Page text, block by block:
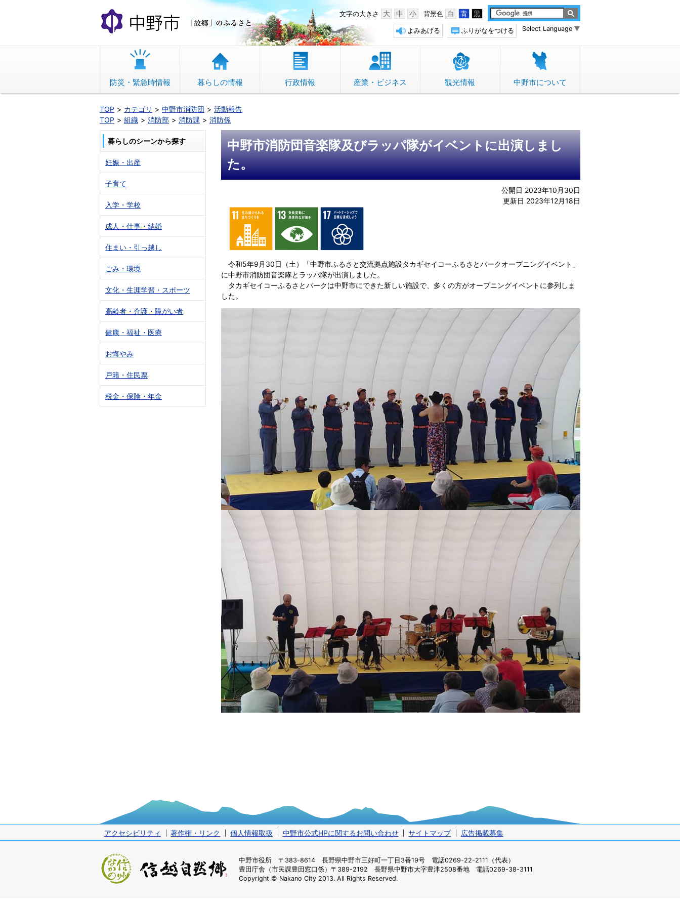
文
へ
動
中野市 「故郷」のふるさと 背景色 白 青 黒
文字の大きさ 大 中 小
Select Language ▼
ふりがなをつける
よみあげる
防災・緊急時情報 暮らしの情報 行政情報 産業・ビジネス 観光情報 中野市について
TOP カテゴリ 中野市消防団
活動報告
TOP
組織 消防部 消防課 消防係
中野市消防団音楽隊及びラッパ隊がイベントに出演しまし
た。
公開日 2023年10月30日
更新日 2023年12月18日
令和5年9月30日（土）「中野市ふるさと交流拠点施設タカギセイコーふるさとパークオープニングイベント」
に中野市消防団音楽隊とラッパ隊が出演しました。
タカギセイコーふるさとパークは中野市にできた新しい施設で、多くの方がオープニングイベントに参列しま
した。
暮らしのシーンから探す
妊娠・出産
子育て
入学・学校
成人・仕事・結婚
住まい・引っ越し
ごみ・環境
文化・生涯学習・スポーツ
高齢者・介護・障がい者
健康・福祉・医療
お悔やみ
戸籍・住民票
税金・保険・年金
アクセシビリティ 著作権・リンク 個人情報取扱 中野市公式HPに関するお問い合わせ サイトマップ 広告掲載募集
中野市役所 〒383-8614 長野県中野市三好町一丁目3番19号 電話0269-22-2111（代表）
豊田庁舎（市民課豊田窓口係） 〒389-2192 長野県中野市大字豊津2508番地 電話0269-38-3111
Copyright © Nakano City 2013. All Rights Reserved.